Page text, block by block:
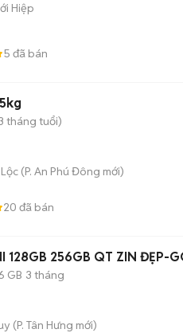
Hiệp
5 đã bán
tháng tuổi)
(P. An Phú Đông mới)
20 đã bán
128GB 256GB QT ZIN ĐẸP-
GB 3 tháng
(P. Tân Hưng mới)